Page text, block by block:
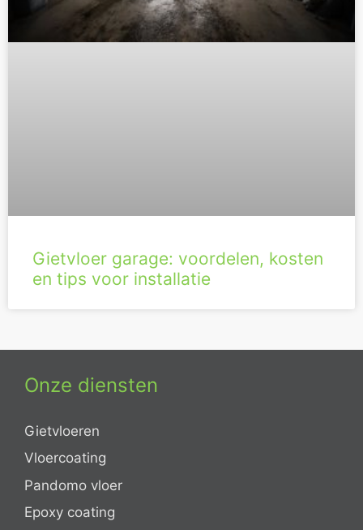
Gietvloer garage: voordelen, kosten
en tips voor installatie
Onze diensten
Gietvloeren
Vloercoating
Pandomo vloer
Epoxy coating